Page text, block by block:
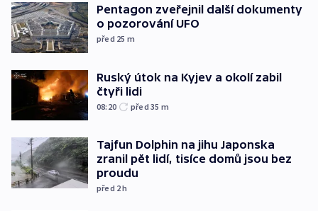
Pentagon zveřejnil další dokumenty
o pozorování UFO
před 25 m
Ruský útok na Kyjev a okolí zabil
čtyři lidi
08:20 před 35 m
Tajfun Dolphin na jihu Japonska
zranil pět lidí, tisíce domů jsou bez
proudu
před 2h